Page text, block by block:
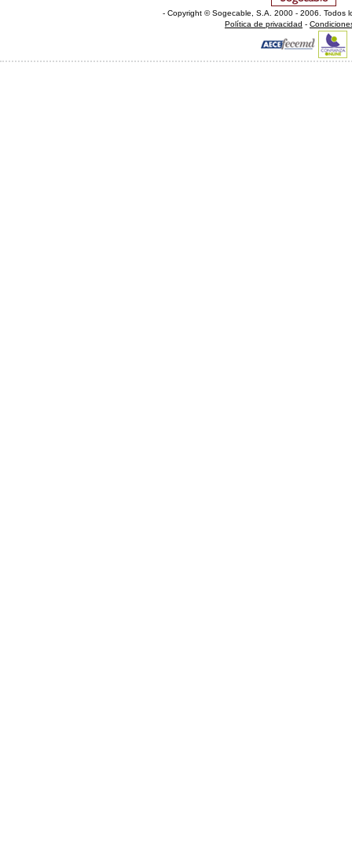
- Copyright © Sogecable, S.A
2000 - 2006. Todos
Política de privacidad -